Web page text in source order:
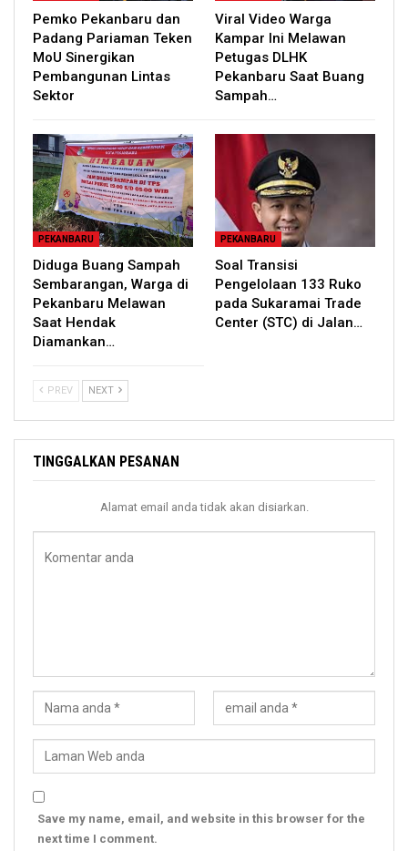
Pemko Pekanbaru dan
Padang Pariaman Teken
MoU Sinergikan
Pembangunan Lintas
Sektor
Viral Video Warga
Kampar Ini Melawan
Petugas DLHK
Pekanbaru Saat Buang
Sampah…
PEKANBARU
Diduga Buang Sampah
Sembarangan, Warga di
Pekanbaru Melawan
Saat Hendak
Diamankan…
PEKANBARU
Soal Transisi
Pengelolaan 133 Ruko
pada Sukaramai Trade
Center (STC) di Jalan…
PREV NEXT
TINGGALKAN PESANAN
Alamat email anda tidak akan disiarkan.
Save my name, email, and website in this browser for the
next time I comment.